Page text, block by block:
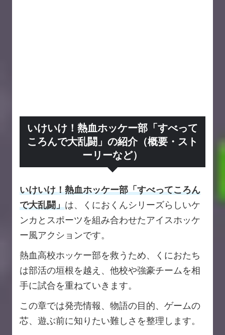
いけいけ！熱血ホッケー部「すべって
ころんで大乱闘」の紹介（概要・スト
ーリーなど）
いけいけ！熱血ホッケー部「すべってころん
で大乱闘」は、くにおくんシリーズらしいケ
ンカとスポーツを組み合わせたアイスホッケ
ー風アクションです。
熱血高校ホッケー部を救うため、くにおたち
は部活の垣根を越え、他校や強豪チームを相
手に試合を重ねていきます。
この章では発売情報、物語の目的、ゲームの
芯、遊ぶ前に知りたい難しさを整理します。